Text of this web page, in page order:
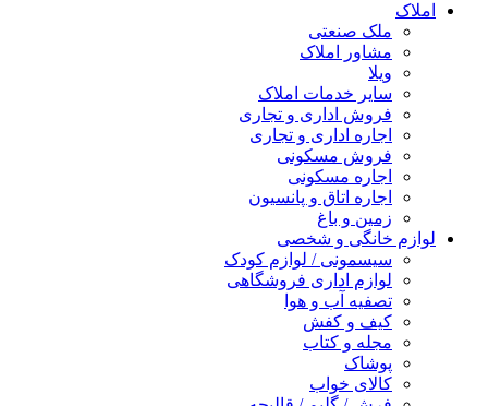
املاک
ملک صنعتی
مشاور املاک
ویلا
سایر خدمات املاک
فروش اداری و تجاری
اجاره اداری و تجاری
فروش مسکونی
اجاره مسکونی
اجاره اتاق و پانسیون
زمین و باغ
لوازم خانگی و شخصی
سیسمونی / لوازم کودک
لوازم اداری فروشگاهی
تصفیه آب و هوا
کیف و کفش
مجله و کتاب
پوشاک
کالای خواب